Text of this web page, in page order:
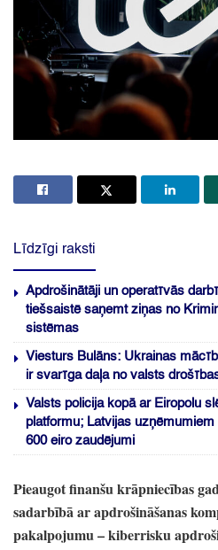
Līdzīgi raksti
Apdrošinātāji un operatīvās
tiešsaistē saņemt ziņas no
sistēmas
Viesturs Bulāns: Ukrainas
ir svarīga daļa no valsts
Valsts policija kopā ar Eiropolu
platformu; Latvijas
600 eiro zaudējumi
Pieaugot finanšu krāpniecības
sadarbībā ar apdrošināšanas
pakalpojumu – kiberrisku